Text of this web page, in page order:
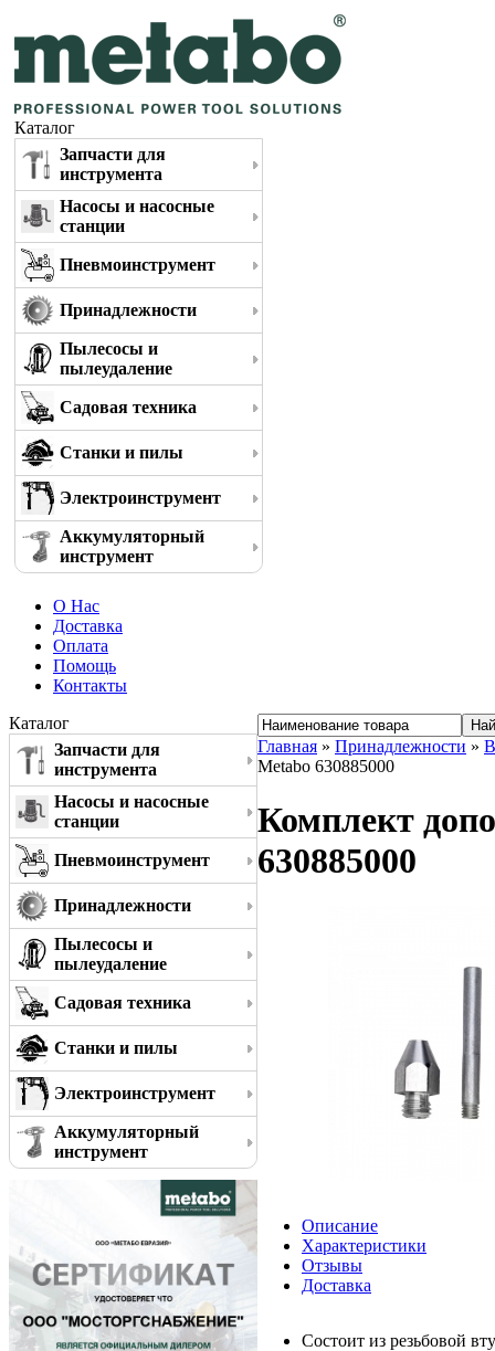
Каталог
Запчасти для
инструмента
Насосы и насосные
станции
Пневмоинструмент
Принадлежности
Пылесосы и
пылеудаление
Садовая техника
Станки и пилы
Электроинструмент
Аккумуляторный
инструмент
О Нас
Доставка
Оплата
Помощь
Контакты
Каталог
Запчасти для
инструмента
Насосы и насосные
станции
Пневмоинструмент
Принадлежности
Пылесосы и
пылеудаление
Садовая техника
Станки и пилы
Электроинструмент
Аккумуляторный
инструмент
Главная » Принадлежности »
Metabo 630885000
Комплект
630885000
Описание
Характеристики
Отзывы
Доставка
Состоит из резьбовой